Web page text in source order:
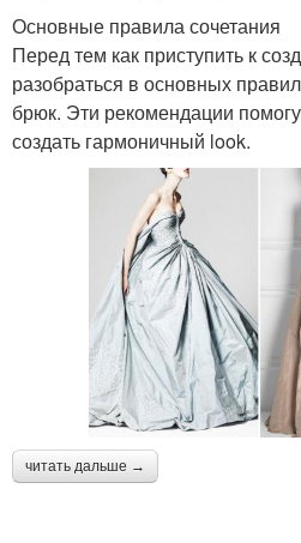
Основные правила сочетания
Перед тем как приступить к
разобраться в основных
брюк. Эти рекомендации
создать гармоничный look.
читать дальше →